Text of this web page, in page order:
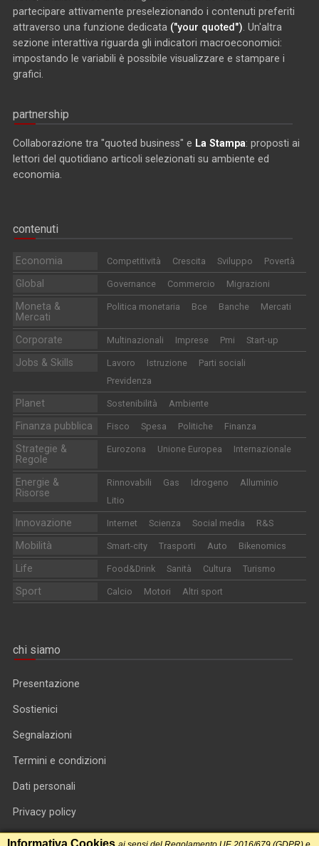
partecipare attivamente preselezionando i contenuti preferiti
attraverso una funzione dedicata ("your quoted") . Un'altra
sezione interattiva riguarda gli indicatori macroeconomici:
impostando le variabili è possibile visualizzare e stampare i
grafici.
partnership
Collaborazione tra "quoted business" e La Stampa: proposti ai
lettori del quotidiano articoli selezionati su ambiente ed
economia.
contenuti
Economia Competitività Crescita Sviluppo Povertà
Global Governance Commercio Migrazioni
Moneta &
Mercati
Politica monetaria Bce Banche Mercati
Corporate Multinazionali Imprese Pmi Start-up
Jobs & Skills Lavoro Istruzione
Parti sociali
Previdenza
Planet Sostenibilità Ambiente
Finanza pubblica Fisco Spesa Politiche Finanza
Strategie &
Regole
Eurozona Unione Europea Internazionale
Energie &
Risorse
Rinnovabili Gas Idrogeno
Alluminio
Litio
Innovazione Internet Scienza Social media R&S
Mobilità Smart-city Trasporti Auto Bikenomics
Life Food&Drink Sanità Cultura Turismo
Sport Calcio Motori Altri sport
chi siamo
Presentazione
Sostienici
Segnalazioni
Termini e condizioni
Dati personali
Privacy policy
Informativa cookie
Informativa Cookies